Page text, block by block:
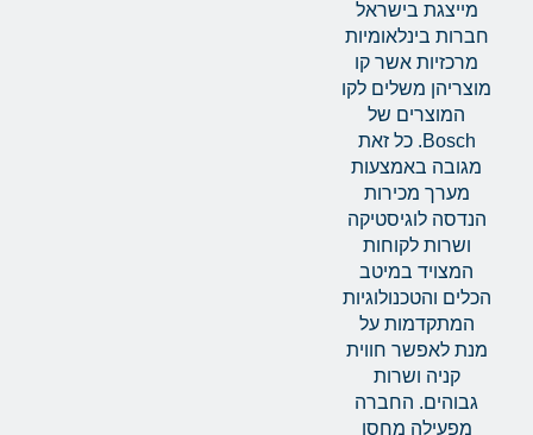
מייצגת בישראל
חברות בינלאומיות
מרכזיות אשר קו
מוצריהן משלים לקו
המוצרים של
Bosch. כל זאת
מגובה באמצעות
מערך מכירות
הנדסה לוגיסטיקה
ושרות לקוחות
המצויד במיטב
הכלים והטכנולוגיות
המתקדמות על
מנת לאפשר חווית
קניה ושרות
גבוהים. החברה
מפעילה מחסן